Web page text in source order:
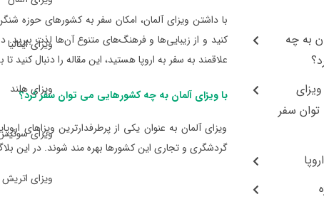
ویزای ایتالیا
ویزای هلند
ویزای
ویزای اتریش
به چه
سفر
کنید و از زیبایی‌ها و فرهنگ‌های متنوع آن‌ها لذت ببرید.
علاقمند به سفر به اروپا هستید، این مقاله را دنبال کنید
با ویزای آلمان به چه کشورهایی می توان سفر کرد؟
ویزای آلمان به عنوان یکی از پرطرفدارترین ویزاهای
گردشگری و تجاری این کشورها بهره مند شوند. در این